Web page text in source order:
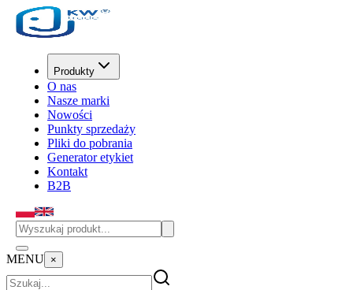
Produkty
O nas
Nasze marki
Nowości
Punkty sprzedaży
Pliki do pobrania
Generator etykiet
Kontakt
B2B
MENU ×